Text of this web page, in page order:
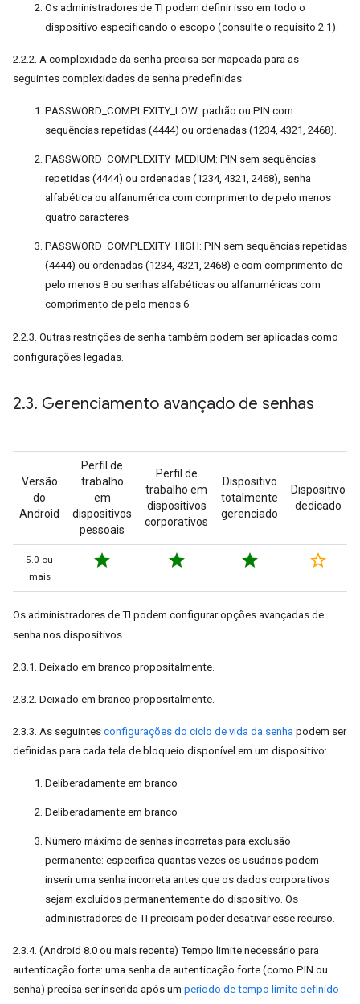
Os administradores de TI podem definir isso em todo o
dispositivo especificando o escopo (consulte o requisito 2.1).
2.2.2. A complexidade da senha precisa ser mapeada para as
seguintes complexidades de senha predefinidas:
PASSWORD_COMPLEXITY_LOW: padrão ou PIN com
sequências repetidas (4444) ou ordenadas (1234, 4321, 2468).
PASSWORD_COMPLEXITY_MEDIUM: PIN sem sequências
repetidas (4444) ou ordenadas (1234, 4321, 2468), senha
alfabética ou alfanumérica com comprimento de pelo menos
quatro caracteres
PASSWORD_COMPLEXITY_HIGH: PIN sem sequências repetidas
(4444) ou ordenadas (1234, 4321, 2468) e com comprimento de
pelo menos 8 ou senhas alfabéticas ou alfanuméricas com
comprimento de pelo menos 6
2.2.3. Outras restrições de senha também podem ser aplicadas como
configurações legadas.
2.3. Gerenciamento avançado de senhas
Versão
do
Android
Perfil de
trabalho
em
dispositivos
pessoais
Perfil de
trabalho em
dispositivos
corporativos
Dispositivo
totalmente
gerenciado
Dispositivo
dedicado
5.0 ou
mais
star star star star_border
Os administradores de TI podem configurar opções avançadas de
senha nos dispositivos.
2.3.1. Deixado em branco propositalmente.
2.3.2. Deixado em branco propositalmente.
2.3.3. As seguintes configurações do ciclo de vida da senha podem ser
definidas para cada tela de bloqueio disponível em um dispositivo:
Deliberadamente em branco
Deliberadamente em branco
Número máximo de senhas incorretas para exclusão
permanente: especifica quantas vezes os usuários podem
inserir uma senha incorreta antes que os dados corporativos
sejam excluídos permanentemente do dispositivo. Os
administradores de TI precisam poder desativar esse recurso.
2.3.4. (Android 8.0 ou mais recente) Tempo limite necessário para
autenticação forte: uma senha de autenticação forte (como PIN ou
senha) precisa ser inserida após um período de tempo limite definido